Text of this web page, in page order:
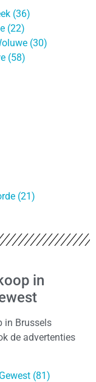
(36)
(22)
(30)
(58)
(21)
in
in Brussels
de advertenties
(81)